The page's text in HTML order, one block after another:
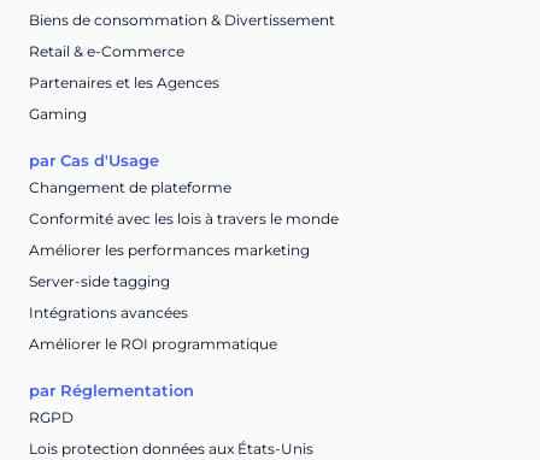
Biens de consommation & Divertissement
Retail & e-Commerce
Partenaires et les Agences
Gaming
par Cas d'Usage
Changement de plateforme
Conformité avec les lois à travers le monde
Améliorer les performances marketing
Server-side tagging
Intégrations avancées
Améliorer le ROI programmatique
par Réglementation
RGPD
Lois protection données aux États-Unis